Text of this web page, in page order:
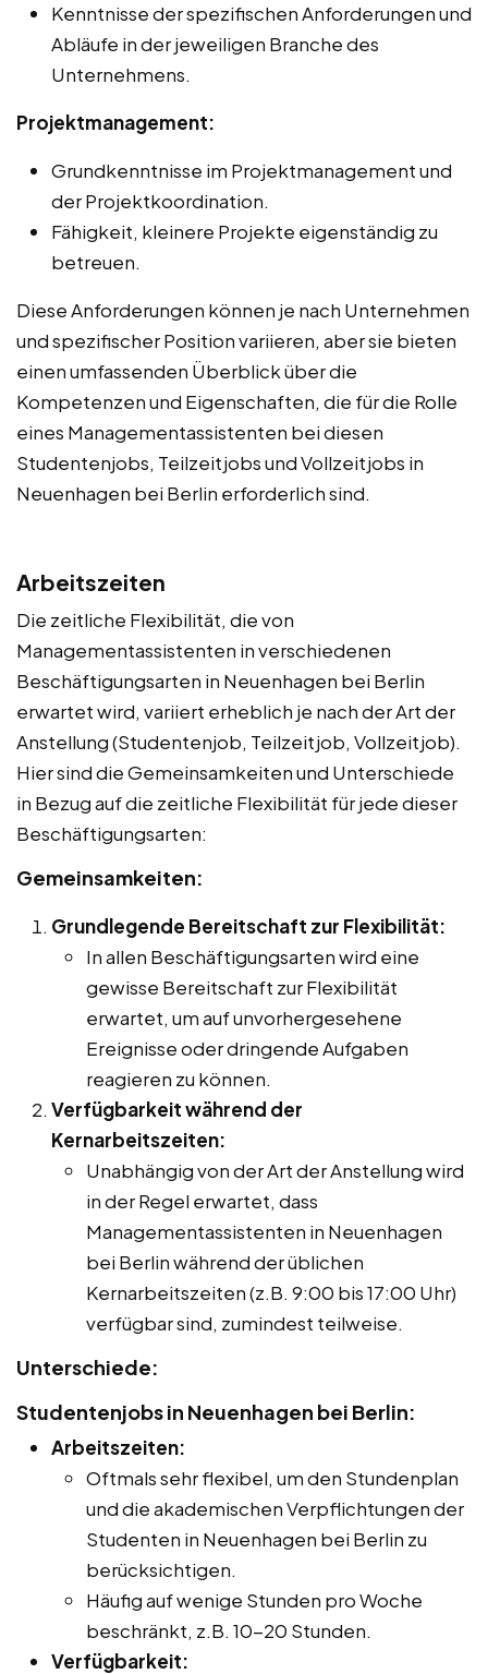
Kenntnisse der spezifischen Anforderungen und
Abläufe in der jeweiligen Branche des
Unternehmens.
Projektmanagement:
Grundkenntnisse im Projektmanagement und
der Projektkoordination.
Fähigkeit, kleinere Projekte eigenständig zu
betreuen.
Diese Anforderungen können je nach Unternehmen
und spezifischer Position variieren, aber sie bieten
einen umfassenden Überblick über die
Kompetenzen und Eigenschaften, die für die Rolle
eines Managementassistenten bei diesen
Studentenjobs, Teilzeitjobs und Vollzeitjobs in
Neuenhagen bei Berlin erforderlich sind.
Arbeitszeiten
Die zeitliche Flexibilität, die von
Managementassistenten in verschiedenen
Beschäftigungsarten in Neuenhagen bei Berlin
erwartet wird, variiert erheblich je nach der Art der
Anstellung (Studentenjob, Teilzeitjob, Vollzeitjob).
Hier sind die Gemeinsamkeiten und Unterschiede
in Bezug auf die zeitliche Flexibilität für jede dieser
Beschäftigungsarten:
Gemeinsamkeiten:
Grundlegende Bereitschaft zur Flexibilität:
In allen Beschäftigungsarten wird eine
gewisse Bereitschaft zur Flexibilität
erwartet, um auf unvorhergesehene
Ereignisse oder dringende Aufgaben
reagieren zu können.
Verfügbarkeit während der
Kernarbeitszeiten:
Unabhängig von der Art der Anstellung wird
in der Regel erwartet, dass
Managementassistenten in Neuenhagen
bei Berlin während der üblichen
Kernarbeitszeiten (z.B. 9:00 bis 17:00 Uhr)
verfügbar sind, zumindest teilweise.
Unterschiede:
Studentenjobs in Neuenhagen bei Berlin:
Arbeitszeiten:
Oftmals sehr flexibel, um den Stundenplan
und die akademischen Verpflichtungen der
Studenten in Neuenhagen bei Berlin zu
berücksichtigen.
Häufig auf wenige Stunden pro Woche
beschränkt, z.B. 10-20 Stunden.
Verfügbarkeit: